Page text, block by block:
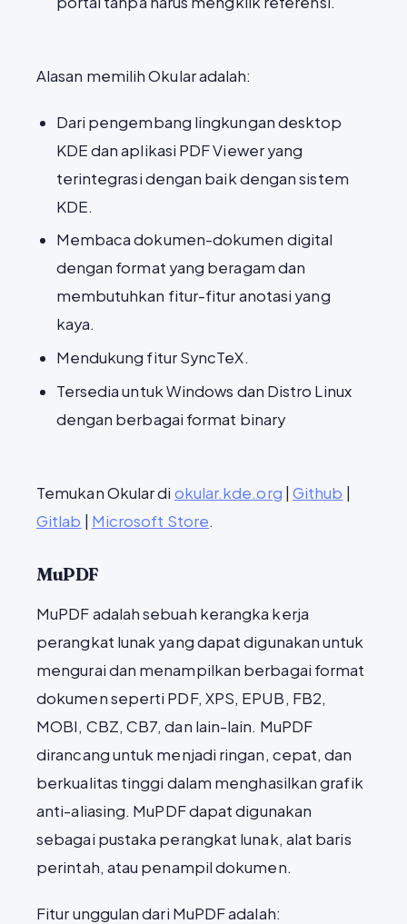
Alasan memilih Okular adalah:
Dari pengembang lingkungan desktop
KDE dan aplikasi PDF Viewer yang
terintegrasi dengan baik dengan sistem
KDE.
Membaca dokumen-dokumen digital
dengan format yang beragam dan
membutuhkan fitur-fitur anotasi yang
kaya.
Mendukung fitur SyncTeX.
Tersedia untuk Windows dan Distro Linux
dengan berbagai format binary
Temukan Okular di okular.kde.org | Github |
Gitlab | Microsoft Store.
MuPDF
MuPDF adalah sebuah kerangka kerja
perangkat lunak yang dapat digunakan untuk
mengurai dan menampilkan berbagai format
dokumen seperti PDF, XPS, EPUB, FB2,
MOBI, CBZ, CB7, dan lain-lain. MuPDF
dirancang untuk menjadi ringan, cepat, dan
berkualitas tinggi dalam menghasilkan grafik
anti-aliasing. MuPDF dapat digunakan
sebagai pustaka perangkat lunak, alat baris
perintah, atau penampil dokumen.
Fitur unggulan dari MuPDF adalah: